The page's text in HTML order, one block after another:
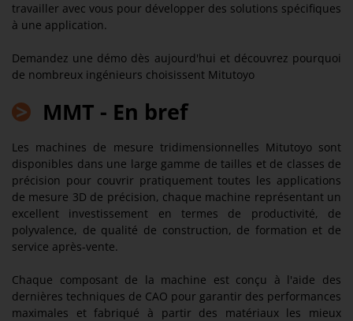
travailler avec vous pour développer des solutions spécifiques
à une application.
Demandez une démo dès aujourd'hui et découvrez pourquoi
de nombreux ingénieurs choisissent Mitutoyo
> MMT - En bref
Les machines de mesure tridimensionnelles Mitutoyo sont
disponibles dans une large gamme de tailles et de classes de
précision pour couvrir pratiquement toutes les applications
de mesure 3D de précision, chaque machine représentant un
excellent investissement en termes de productivité, de
polyvalence, de qualité de construction, de formation et de
service après-vente.
Chaque composant de la machine est conçu à l'aide des
dernières techniques de CAO pour garantir des performances
maximales et fabriqué à partir des matériaux les mieux